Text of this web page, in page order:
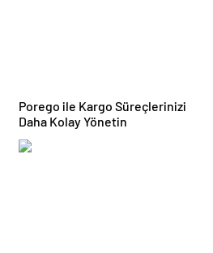
Porego ile Kargo Süreçlerinizi
Daha Kolay Yönetin